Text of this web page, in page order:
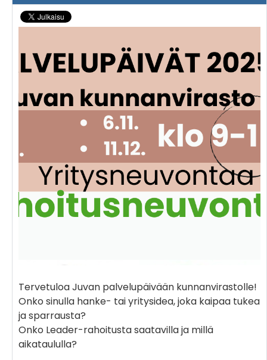
Tervetuloa Juvan palvelupäivään kunnanvirastolle!
Onko sinulla hanke- tai yritysidea, joka kaipaa tukea
ja sparrausta?
Onko Leader-rahoitusta saatavilla ja millä
aikataululla?